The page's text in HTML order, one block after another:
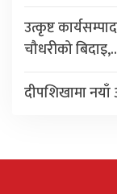
उत्कृष्ट
चौधरीको
दीपशिखामा